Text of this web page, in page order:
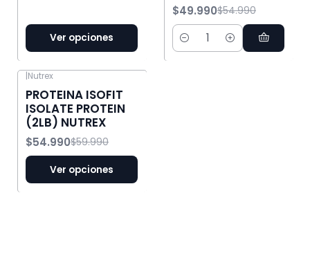
Ver opciones
$49.990$54.990
Cantidad
|Nutrex
PROTEINA ISOFIT
ISOLATE PROTEIN
(2LB) NUTREX
$54.990$59.990
Ver opciones